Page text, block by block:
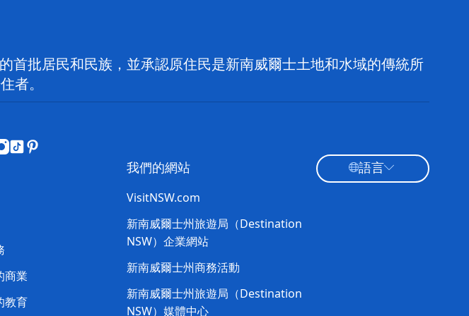
首批居民和民族，並承認原住民是新南威爾士土地和水域的傳統所
者。
Instagram
抖 Pinterest
商業
教育
我們的網站
VisitNSW.com
新南威爾士州旅遊局（Destination
NSW）企業網站
新南威爾士州商務活動
新南威爾士州旅遊局（Destination
NSW）媒體中心
語言